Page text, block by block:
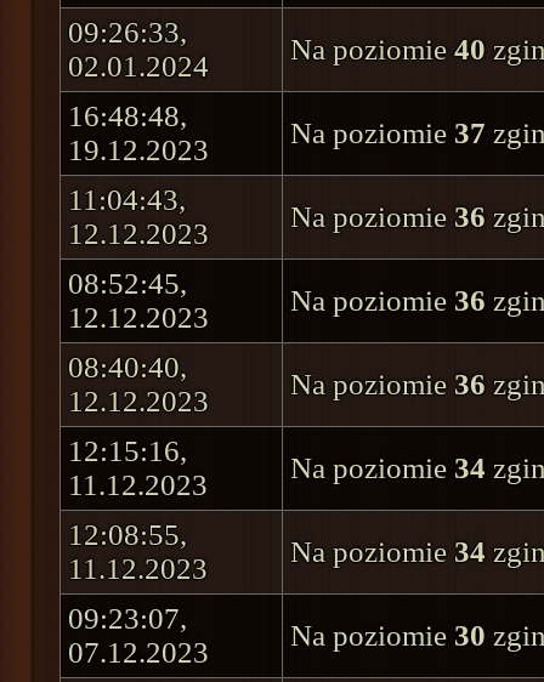
09:26:33,
02.01.2024
Na poziomie40
16:48:48,
19.12.2023
Na poziomie 37
11:04:43,
12.12.2023
Na poziomie 36
08:52:45,
12.12.2023
Na poziomie 36
08:40:40,
12.12.2023
Na poziomie 36
12:15:16,
11.12.2023
Na poziomie 34
12:08:55,
11.12.2023
Na poziomie 34
09:23:07,
07.12.2023
Na poziomie 30